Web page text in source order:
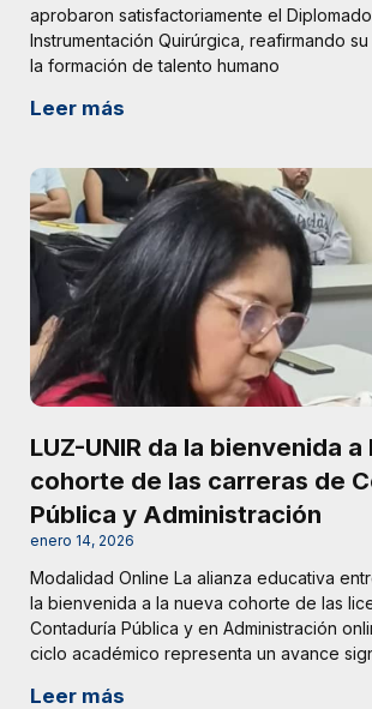
aprobaron satisfactoriamente el
Instrumentación Quirúrgica, reafirmando
la formación de talento humano
Leer más
LUZ-UNIR da la bienvenida a
cohorte de las carreras de
Pública y Administración
enero 14, 2026
Modalidad Online La alianza educativa
la bienvenida a la nueva cohorte de las
Contaduría Pública y en Administración
ciclo académico representa un avance
Leer más